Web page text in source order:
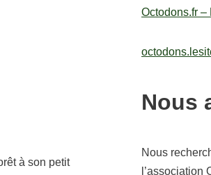
à son petit
Octodons.fr –
Nous
Nous
l’association